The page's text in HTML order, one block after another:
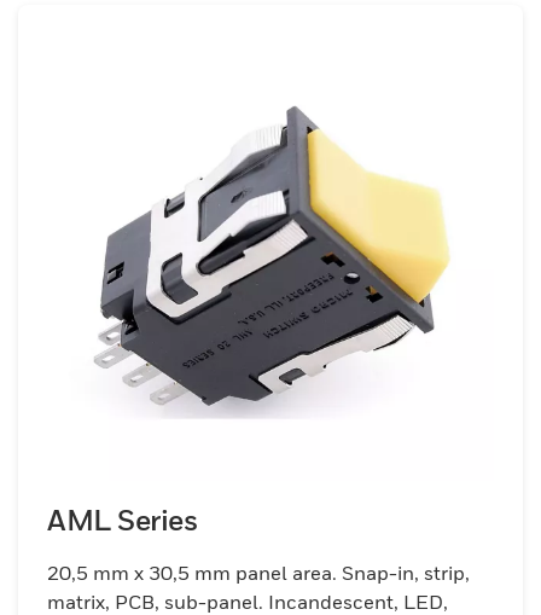
AML Series
20,5 mm x 30,5 mm panel area. Snap-in, strip,
matrix, PCB, sub-panel. Incandescent, LED,